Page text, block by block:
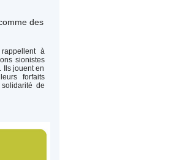
des
à
sionistes
Ils jouent en
forfaits
de